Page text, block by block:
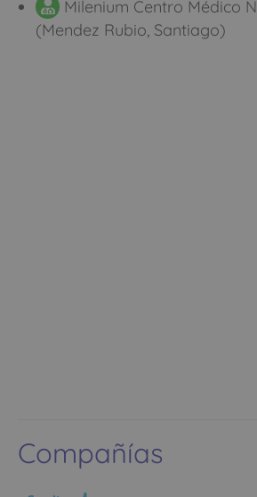
Milenium Centro Médico
(Mendez Rubio, Santiago)
Compañías